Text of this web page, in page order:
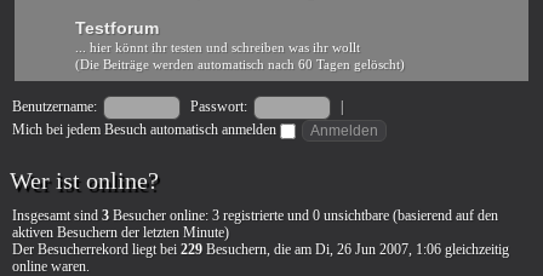
Testforum
... hier könnt ihr testen und schreiben was ihr wollt
(Die Beiträge werden automatisch nach 60 Tagen gelöscht)
Benutzername: Passwort:
|
Mich bei jedem Besuch automatisch anmelden
Wer ist online?
Insgesamt sind 3 Besucher online: 3 registrierte und 0 unsichtbare (basierend auf den
aktiven Besuchern der letzten Minute)
Der Besucherrekord liegt bei 229 Besuchern, die am Di, 26 Jun 2007, 1:06 gleichzeitig
online waren.